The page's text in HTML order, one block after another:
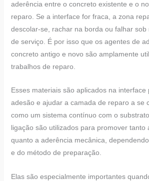
aderência entre o concreto existente e o
reparo. Se a interface for fraca, a zona
descolar-se, rachar na borda ou falhar sob
de serviço. É por isso que os agentes de
concreto antigo e novo são amplamente
trabalhos de reparo.
Esses materiais são aplicados na interface
adesão e ajudar a camada de reparo a se
como um sistema contínuo com o
ligação são utilizados para promover tanto
quanto a aderência mecânica,
e do método de preparação.
Elas são especialmente importantes